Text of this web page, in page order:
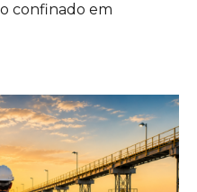
confinado em